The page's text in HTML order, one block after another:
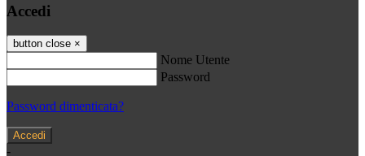
Accedi
button close ×
Nome Utente
Password
Password dimenticata?
-